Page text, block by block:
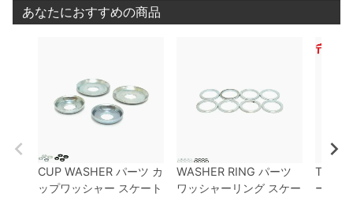
あなたにおすすめの商品
CUP WASHER パーツ カ
ップワッシャー スケート
WASHER RING パーツ
ワッシャーリング スケー
ー